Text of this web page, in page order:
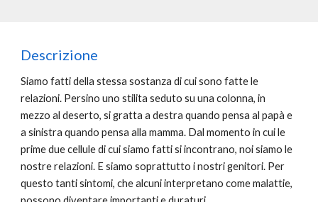
Descrizione
Siamo fatti della stessa sostanza di cui sono fatte le
relazioni. Persino uno stilita seduto su una colonna, in
mezzo al deserto, si gratta a destra quando pensa al papà e
a sinistra quando pensa alla mamma. Dal momento in cui le
prime due cellule di cui siamo fatti si incontrano, noi siamo le
nostre relazioni. E siamo soprattutto i nostri genitori. Per
questo tanti sintomi, che alcuni interpretano come malattie,